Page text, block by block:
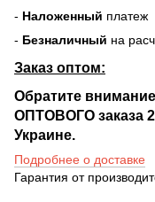
- Наложенный платеж
- Безналичный на
Заказ оптом:
Обратите
ОПТОВОГО заказа
Украине.
Подробнее о доставке
Гарантия от